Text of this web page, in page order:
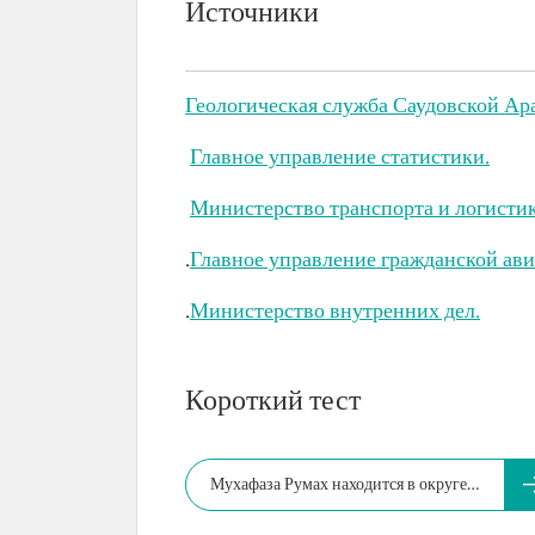
Источники
Геологическая служба Саудовской
Главное управление статистики.
Министерство транспорта и
.Главное управление гражданской
.Министерство внутренних дел.
Короткий тест
Мухафаза Румах находится в округе…